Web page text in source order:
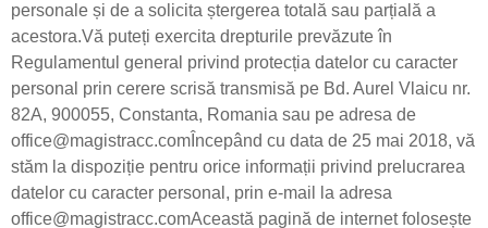
personale și de a solicita ștergerea totală sau parțială a
acestora.Vă puteți exercita drepturile prevăzute în
Regulamentul general privind protecția datelor cu caracter
personal prin cerere scrisă transmisă pe Bd. Aurel Vlaicu nr.
82A, 900055, Constanta, Romania sau pe adresa de
office@magistracc.comÎncepând cu data de 25 mai 2018, vă
stăm la dispoziție pentru orice informații privind prelucrarea
datelor cu caracter personal, prin e-mail la adresa
office@magistracc.comAceastă pagină de internet folosește